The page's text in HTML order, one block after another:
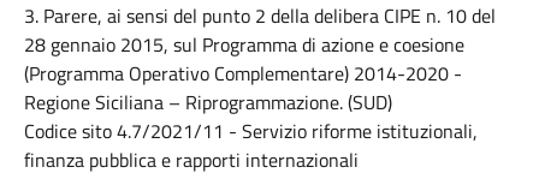
3. Parere, ai sensi del punto 2 della delibera CIPE n. 10 del
28 gennaio 2015, sul Programma di azione e coesione
(Programma Operativo Complementare) 2014-2020 -
Regione Siciliana – Riprogrammazione. (SUD)
Codice sito 4.7/2021/11 - Servizio riforme istituzionali,
finanza pubblica e rapporti internazionali